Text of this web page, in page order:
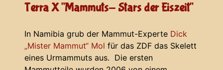
Terra X "Mammuts- Stars der Eiszeit"
In Namibia grub der Mammut-Experte Dick
„Mister Mammut“ Mol für das ZDF das Skelett
eines Urmammuts aus. Die ersten